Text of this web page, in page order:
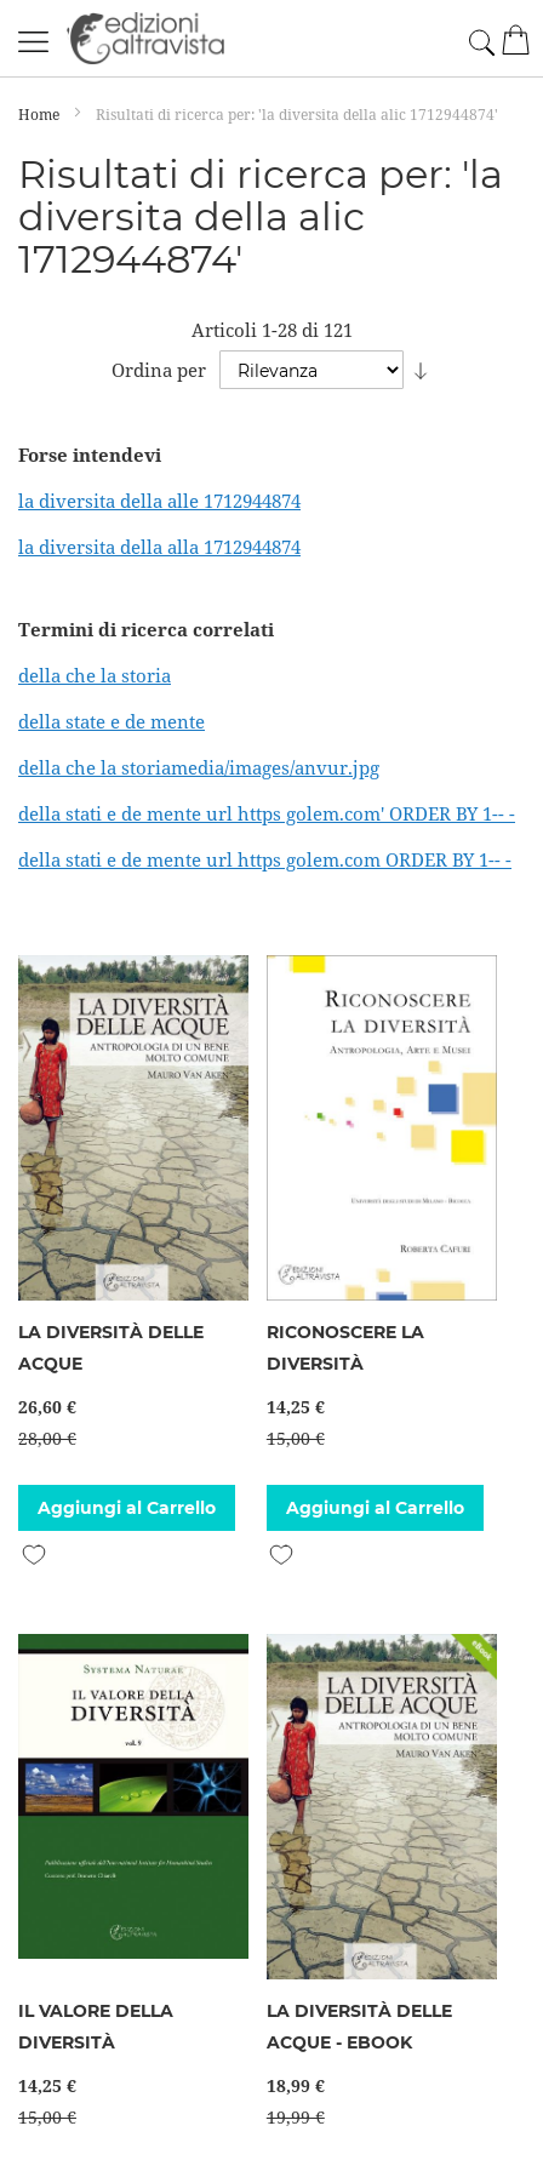
al
contenuto
Home Risultati di ricerca per: 'la diversita della alic 1712944874'
Risultati di ricerca per: 'la
diversita della alic
1712944874'
Articoli 1-28di 121
Ordina per
Forse intendevi
la diversita della alle 1712944874
la diversita della alla 1712944874
Termini di ricerca correlati
della che la storia
della state e de mente
della che la storiamedia/images/anvur.jpg
della stati e de mente url https golem.com' ORDER BY 1-- -
della stati e de mente url https golem.com ORDER BY 1-- -
LA DIVERSITÀ DELLE
ACQUE
26,60 €
28,00 €
Aggiungi al Carrello
Aggiungi alla lista desideri
RICONOSCERE LA
DIVERSITÀ
14,25 €
15,00 €
Aggiungi al Carrello
Aggiungi alla lista desideri
IL VALORE DELLA
DIVERSITÀ
14,25 €
15,00 €
LA DIVERSITÀ DELLE
ACQUE - EBOOK
18,99 €
19,99 €